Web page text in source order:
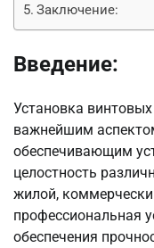
Заключение:
Введение:
Установка
важнейшим
обеспечивающим
целостность
жилой,
профессиональная
обеспечения